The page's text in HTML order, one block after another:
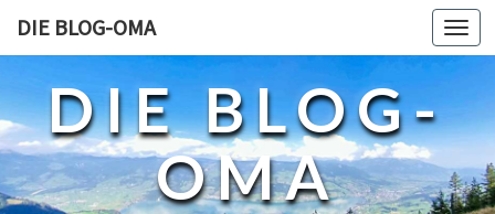
DIE BLOG-OMA
DIE BLOG-
OMA